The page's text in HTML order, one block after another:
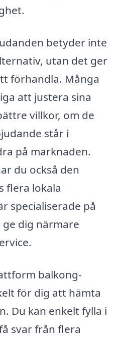
betyder inte
utan det ger
förhandla. Många
att justera sina
villkor, om de
står i
på marknaden.
du också den
flera lokala
specialiserade på
dig närmare
balkong-
för dig att hämta
Du kan enkelt fylla i
svar från flera